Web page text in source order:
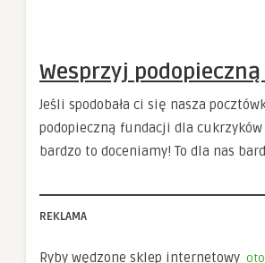
Wesprzyj
Jeśli spodobała ci się nasza
podopieczną fundacji dla
bardzo to doceniamy! To dla nas
REKLAMA
Ryby wędzone sklep internetowy